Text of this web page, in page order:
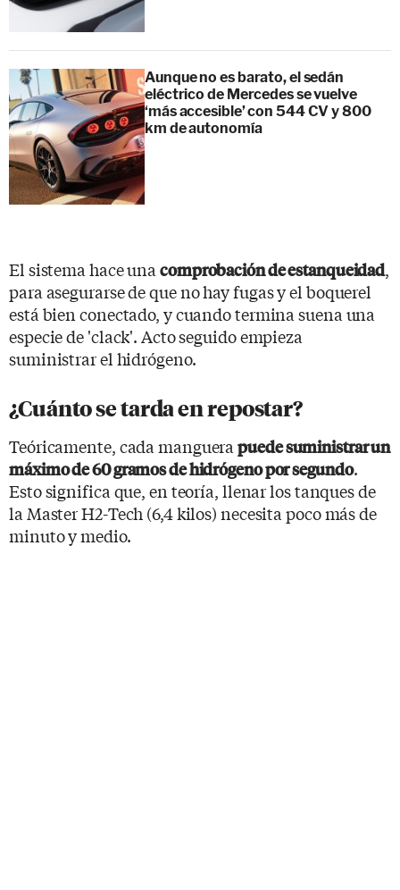
Aunque no es barato, el sedán
eléctrico de Mercedes se vuelve
‘más accesible’ con 544 CV y 800
km de autonomía
El sistema hace una comprobación de estanqueidad,
para asegurarse de que no hay fugas y el boquerel
está bien conectado, y cuando termina suena una
especie de 'clack'. Acto seguido empieza
suministrar el hidrógeno.
¿Cuánto se tarda en repostar?
Teóricamente, cada manguerapuede suministrar un
máximo de 60 gramos de hidrógeno por segundo.
Esto significa que, en teoría, llenar los tanques de
la Master H2-Tech (6,4 kilos) necesita poco más de
minuto y medio.